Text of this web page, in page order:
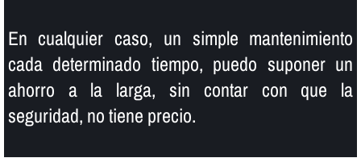
En cualquier caso, un simple mantenimiento
cada determinado tiempo, puedo suponer un
ahorro a la larga, sin contar con que la
seguridad, no tiene precio.